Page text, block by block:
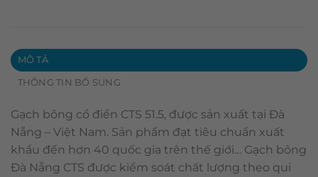
MÔ TẢ
THÔNG TIN BỔ SUNG
Gạch bông cổ điển CTS 51.5, được sản xuất tại Đà
Nẵng – Việt Nam. Sản phẩm đạt tiêu chuẩn xuất
khẩu đến hơn 40 quốc gia trên thế giới… Gạch bông
Đà Nẵng CTS được kiểm soát chất lượng theo qui